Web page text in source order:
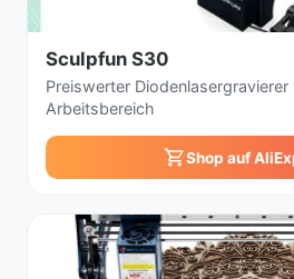
Sculpfun S30
Preiswerter
Arbeitsbereich
Shop auf